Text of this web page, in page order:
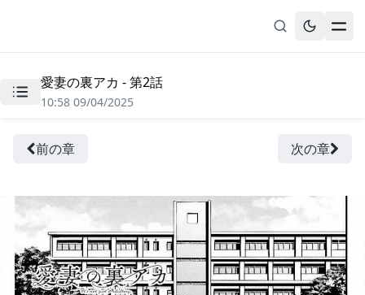
無料漫画
履歴
愛妻の裏アカ - 第2話
10:58 09/04/2025
前の章 次の章